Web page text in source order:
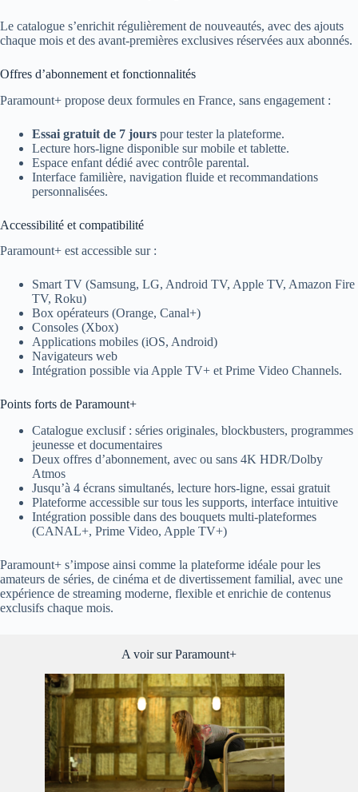
Le catalogue s’enrichit régulièrement de nouveautés, avec des ajouts
chaque mois et des avant-premières exclusives réservées aux abonnés.
Offres d’abonnement et fonctionnalités
Paramount+ propose deux formules en France, sans engagement :
Essai gratuit de 7 jours pour tester la plateforme.
Lecture hors-ligne disponible sur mobile et tablette.
Espace enfant dédié avec contrôle parental.
Interface familière, navigation fluide et recommandations
personnalisées.
Accessibilité et compatibilité
Paramount+ est accessible sur :
Smart TV (Samsung, LG, Android TV, Apple TV, Amazon Fire
TV, Roku)
Box opérateurs (Orange, Canal+)
Consoles (Xbox)
Applications mobiles (iOS, Android)
Navigateurs web
Intégration possible via Apple TV+ et Prime Video Channels.
Points forts de Paramount+
Catalogue exclusif : séries originales, blockbusters, programmes
jeunesse et documentaires
Deux offres d’abonnement, avec ou sans 4K HDR/Dolby
Atmos
Jusqu’à 4 écrans simultanés, lecture hors-ligne, essai gratuit
Plateforme accessible sur tous les supports, interface intuitive
Intégration possible dans des bouquets multi-plateformes
(CANAL+, Prime Video, Apple TV+)
Paramount+ s’impose ainsi comme la plateforme idéale pour les
amateurs de séries, de cinéma et de divertissement familial, avec une
expérience de streaming moderne, flexible et enrichie de contenus
exclusifs chaque mois.
A voir sur Paramount+